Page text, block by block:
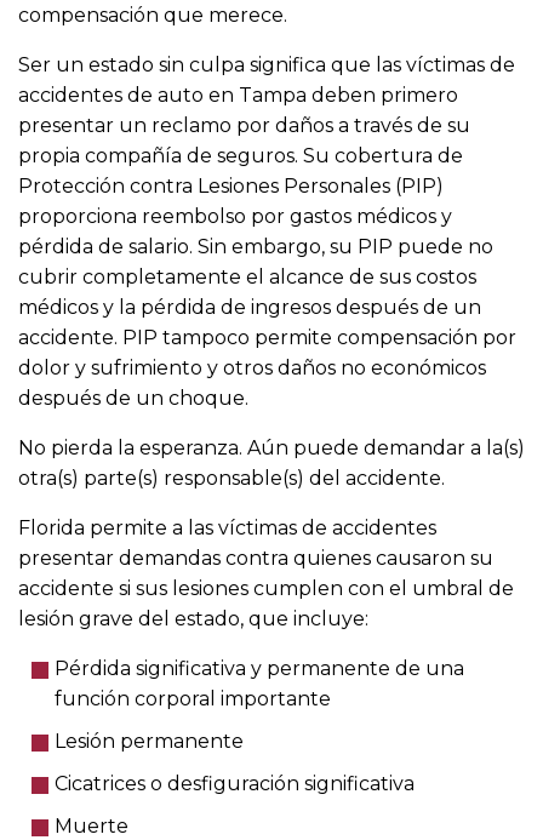
compensación que merece.
Ser un estado sin culpa significa que las víctimas de
accidentes de auto en Tampa deben primero
presentar un reclamo por daños a través de su
propia compañía de seguros. Su cobertura de
Protección contra Lesiones Personales (PIP)
proporciona reembolso por gastos médicos y
pérdida de salario. Sin embargo, su PIP puede no
cubrir completamente el alcance de sus costos
médicos y la pérdida de ingresos después de un
accidente. PIP tampoco permite compensación por
dolor y sufrimiento y otros daños no económicos
después de un choque.
No pierda la esperanza. Aún puede demandar a la(s)
otra(s) parte(s) responsable(s) del accidente.
Florida permite a las víctimas de accidentes
presentar demandas contra quienes causaron su
accidente si sus lesiones cumplen con el umbral de
lesión grave del estado, que incluye:
Pérdida significativa y permanente de una
función corporal importante
Lesión permanente
Cicatrices o desfiguración significativa
Muerte